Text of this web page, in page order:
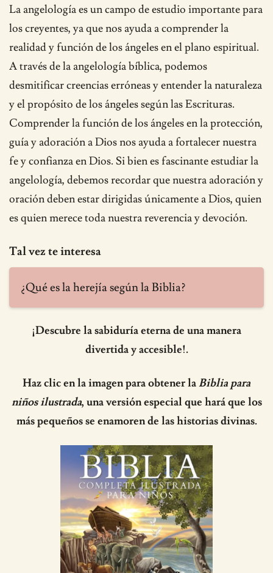
La angelología es un campo de estudio importante para
los creyentes, ya que nos ayuda a comprender la
realidad y función de los ángeles en el plano espiritual.
A través de la angelología bíblica, podemos
desmitificar creencias erróneas y entender la naturaleza
y el propósito de los ángeles según las Escrituras.
Comprender la función de los ángeles en la protección,
guía y adoración a Dios nos ayuda a fortalecer nuestra
fe y confianza en Dios. Si bien es fascinante estudiar la
angelología, debemos recordar que nuestra adoración y
oración deben estar dirigidas únicamente a Dios, quien
es quien merece toda nuestra reverencia y devoción.
Tal vez te interesa
¿Qué es la herejía según la Biblia?
¡Descubre la sabiduría eterna de una manera
divertida y accesible!.
Haz clic en la imagen para obtener laBiblia para
niños ilustrada, una versión especial que hará que los
más pequeños se enamoren de las historias divinas.